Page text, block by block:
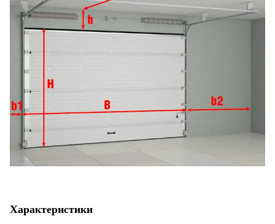
Характеристики